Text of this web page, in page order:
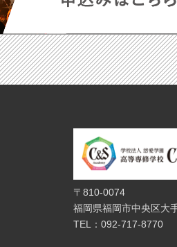
〒810-0074
福岡県福岡市中央区大
TEL：092-717-8770